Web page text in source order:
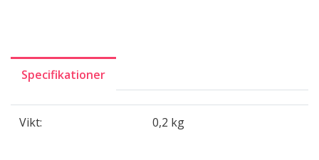
Specifikationer
Vikt: 0,2 kg